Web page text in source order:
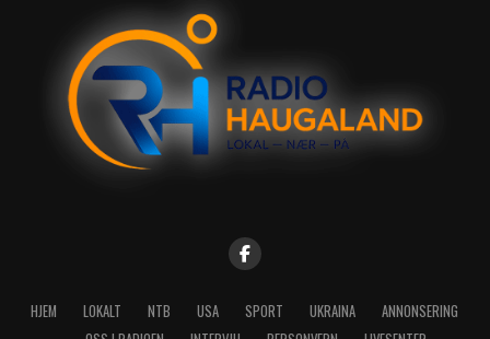
HJEM LOKALT NTB USA SPORT UKRAINA
ANNONSERING